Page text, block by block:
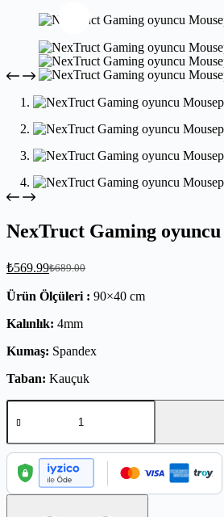
NexTruct Gaming
₺689.00
₺569.99
Ürün Ölçüleri : 90×40 cm
Kalınlık: 4mm
Kumaş: Spandex
Taban: Kauçuk